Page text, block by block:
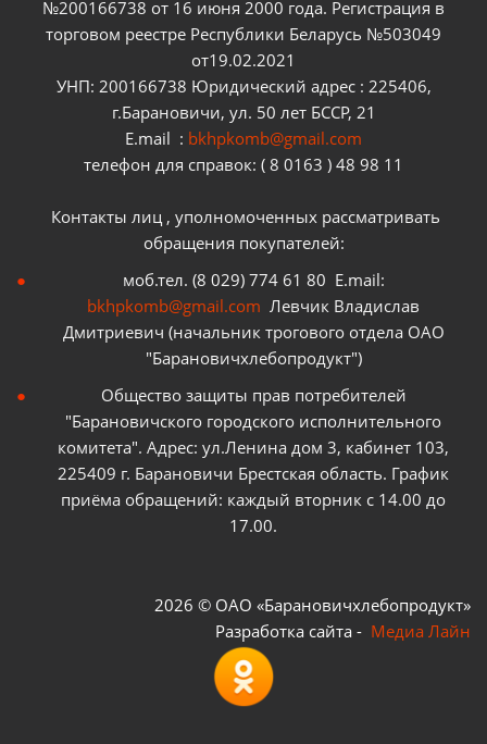
№200166738 от 16 июня 2000 года. Регистрация в
торговом реестре Республики Беларусь №503049
от19.02.2021
УНП: 200166738 Юридический адрес : 225406,
г.Барановичи, ул. 50 лет БССР, 21
E.mail : bkhpkomb@gmail.com
телефон для справок: ( 8 0163 ) 48 98 11
Контакты лиц , уполномоченных рассматривать
обращения покупателей:
моб.тел. (8 029) 774 61 80 E.mail:
bkhpkomb@gmail.com Левчик Владислав
Дмитриевич (начальник трогового отдела ОАО
"Барановичхлебопродукт")
Общество защиты прав потребителей
"Барановичского городского исполнительного
комитета". Адрес: ул.Ленина дом 3, кабинет 103,
225409 г. Барановичи Брестская область. График
приёма обращений: каждый вторник с 14.00 до
17.00.
2026 © ОАО «Барановичхлебопродукт»
Разработка сайта - Медиа Лайн